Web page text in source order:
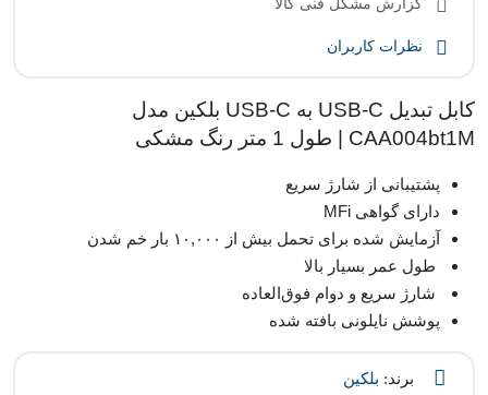
گزارش مشکل فنی کالا
نظرات کاربران
کابل تبدیل USB-C به USB-C بلکین مدل
CAA004bt1M | طول 1 متر رنگ مشکی
پشتیبانی از شارژ سریع
دارای گواهی MFi
آزمایش شده برای تحمل بیش از ۱۰,۰۰۰ بار خم شدن
طول عمر بسیار بالا
شارژ سریع و دوام فوق‌العاده
پوشش نایلونی بافته شده
برند: بلکین